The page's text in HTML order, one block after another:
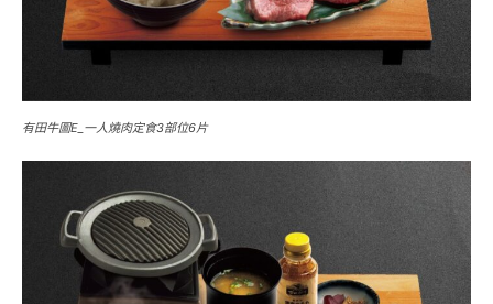
有田牛圖E_一人燒肉定食3部位6片